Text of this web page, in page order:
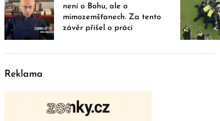
není o Bohu, ale o
mimozemšťanech. Za tento
závěr přišel o práci
Reklama